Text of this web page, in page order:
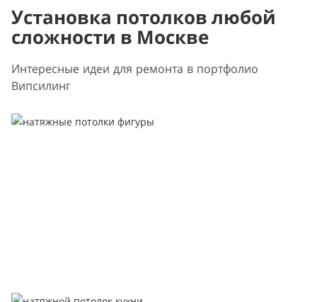
Установка потолков любой
сложности в Москве
Интересные идеи для ремонта в портфолио
Випсилинг